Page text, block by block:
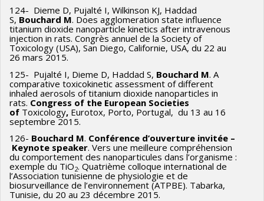
124- Dieme D, Pujalté I, Wilkinson KJ, Haddad
S, Bouchard M. Does agglomeration state influence
titanium dioxide nanoparticle kinetics after intravenous
injection in rats. Congrès annuel de la Society of
Toxicology (USA), San Diego, Californie, USA, du 22 au
26 mars 2015.
125- Pujalté I, Dieme D, Haddad S, Bouchard M. A
comparative toxicokinetic assessment of different
inhaled aerosols of titanium dioxide nanoparticles in
rats. Congress of the European Societies
of Toxicology, Eurotox, Porto, Portugal, du 13 au 16
septembre 2015.
126- Bouchard M. Conférence d’ouverture invitée –
Keynote speaker. Vers une meilleure compréhension
du comportement des nanoparticules dans l’organisme :
exemple du TiO2. Quatrième colloque international de
l’Association tunisienne de physiologie et de
biosurveillance de l’environnement (ATPBE). Tabarka,
Tunisie, du 20 au 23 décembre 2015.